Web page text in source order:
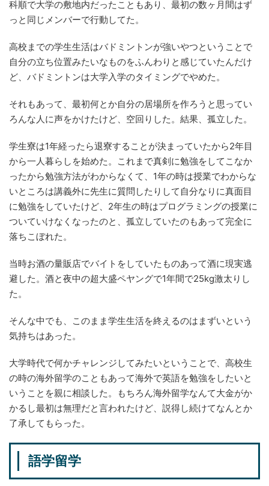
科順で大学の敷地内だったこともあり、最初の数ヶ月間はず
っと同じメンバーで行動してた。
高校までの学生生活はバドミントンが強いやつということで
自分の立ち位置みたいなものをふんわりと感じていたんだけ
ど、バドミントンは大学入学のタイミングでやめた。
それもあって、最初何とか自分の居場所を作ろうと思ってい
ろんな人に声をかけたけど、空回りした。結果、孤立した。
学生寮は1年経ったら退寮することが決まっていたから2年目
から一人暮らしを始めた。これまで真剣に勉強をしてこなか
ったから勉強方法がわからなくて、1年の時は授業でわからな
いところは講義外に先生に質問したりして自分なりに真面目
に勉強をしていたけど、2年生の時はプログラミングの授業に
ついていけなくなったのと、孤立していたのもあって完全に
落ちこぼれた。
当時お酒の量販店でバイトをしていたものあって酒に現実逃
避した。酒と夜中の超大盛ペヤングで1年間で25kg激太りし
た。
そんな中でも、このまま学生生活を終えるのはまずいという
気持ちはあった。
大学時代で何かチャレンジしてみたいということで、高校生
の時の海外留学のこともあって海外で英語を勉強をしたいと
いうことを親に相談した。もちろん海外留学なんて大金がか
かるし最初は無理だと言われたけど、説得し続けてなんとか
了承してもらった。
語学留学